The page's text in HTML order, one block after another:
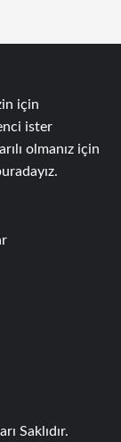
için
ister
olmanız için
Saklıdır.